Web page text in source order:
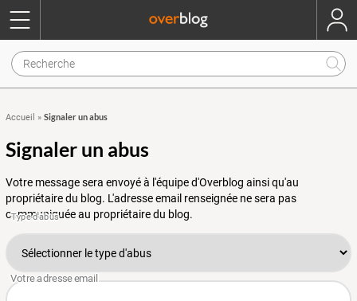
Accueil » Signaler un abus
Signaler un abus
Votre message sera envoyé à l'équipe d'Overblog ainsi qu'au
propriétaire du blog. L'adresse email renseignée ne sera pas
communiquée au propriétaire du blog.